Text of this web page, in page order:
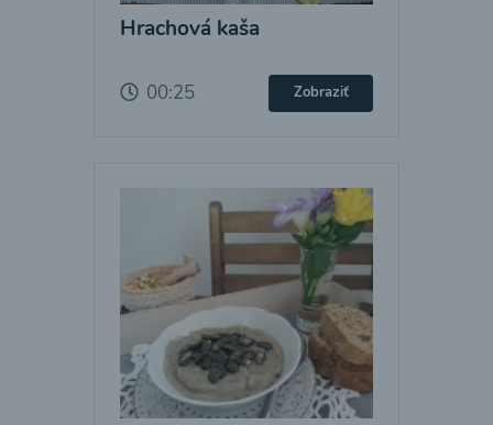
Hrachová kaša
00:25 Zobraziť